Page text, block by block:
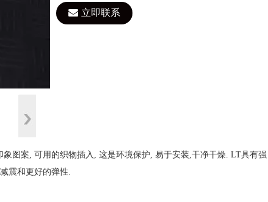
立即联系
图案, 可用的织物插入, 这是环境保护, 易于安装,干净干燥. LT具有强
震和更好的弹性.